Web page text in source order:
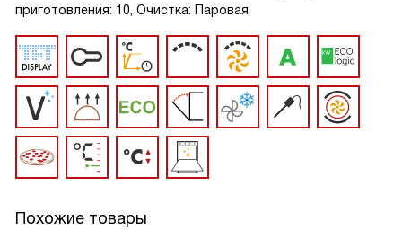
приготовления: 10, Очистка: Паровая
Похожие товары